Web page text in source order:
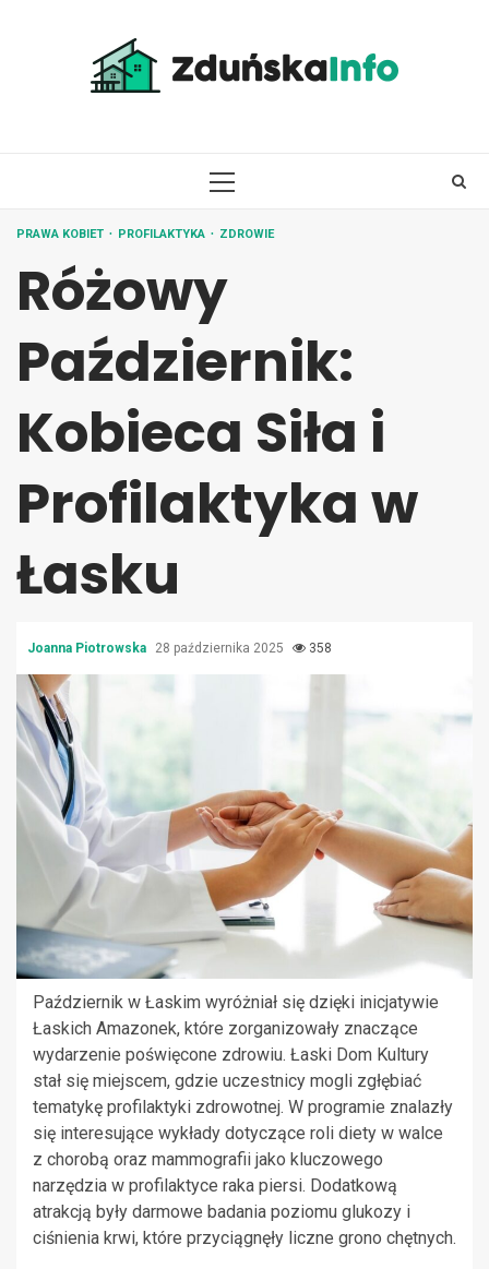
PRIMARY
PRAWA KOBIET PROFILAKTYKA ZDROWIE
Różowy
Październik:
Kobieca Siła i
Profilaktyka w
Łasku
Joanna Piotrowska 28 października 2025 358
Październik w Łaskim wyróżniał się dzięki inicjatywie
Łaskich Amazonek, które zorganizowały znaczące
wydarzenie poświęcone zdrowiu. Łaski Dom Kultury
stał się miejscem, gdzie uczestnicy mogli zgłębiać
tematykę profilaktyki zdrowotnej. W programie znalazły
się interesujące wykłady dotyczące roli diety w walce
z chorobą oraz mammografii jako kluczowego
narzędzia w profilaktyce raka piersi. Dodatkową
atrakcją były darmowe badania poziomu glukozy i
ciśnienia krwi, które przyciągnęły liczne grono chętnych.